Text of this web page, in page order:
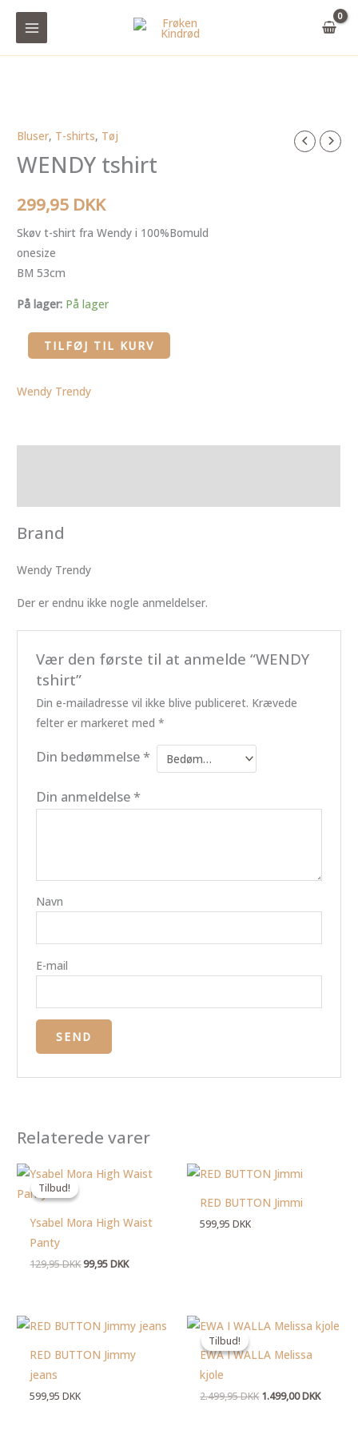
Bluser, T-shirts, Tøj
WENDY tshirt
299,95 DKK
Skøv t-shirt fra Wendy i 100%Bomuld
onesize
BM 53cm
På lager: På lager
WENDY
tshirt
TILFØJ TIL KURV
Wendy Trendy
Brand
Wendy Trendy
Der er endnu ikke nogle anmeldelser.
Vær den første til at anmelde “WENDY
tshirt”
Din e-mailadresse vil ikke blive publiceret. Krævede
felter er markeret med *
Din bedømmelse*
Din anmeldelse*
Navn
E-mail
Relaterede varer
Tilbud!
Tilbud!
Ysabel Mora High Waist
Panty
129,95DKK
Den
oprindelige
129,95 DKK.
99,95DKK
Den
aktuelle
99,95 DKK.
RED BUTTON Jimmi
599,95DKK
RED BUTTON Jimmy
jeans
599,95DKK
Tilbud!
Tilbud!
EWA I WALLA Melissa
kjole
2.499,95DKK
Den
oprindelige
var:
1.499,00DKK
Den
aktuelle